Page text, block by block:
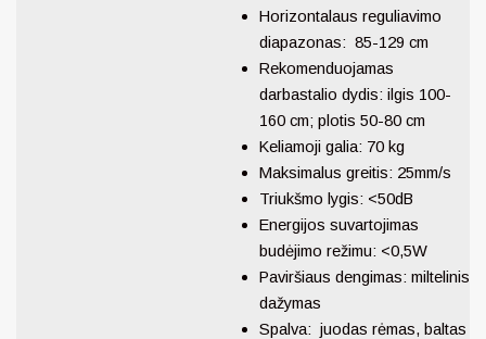
Horizontalaus reguliavimo
diapazonas: 85-129 cm
Rekomenduojamas
darbastalio dydis: ilgis 100-
160 cm; plotis 50-80 cm
Keliamoji galia: 70 kg
Maksimalus greitis: 25mm/s
Triukšmo lygis: <50dB
Energijos suvartojimas
budėjimo režimu: <0,5W
Paviršiaus dengimas: miltelinis
dažymas
Spalva: juodas rėmas, baltas